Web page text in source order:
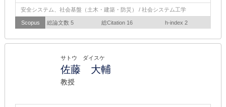
安全システム、社会基盤（土木・建築・防災） / 社会システム工学
Scopus 総論文数 5 総Citation 16 h-index 2
サトウ ダイスケ
佐藤 大輔
教授